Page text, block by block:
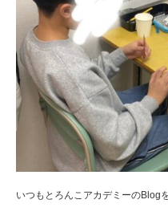
いつもとろんこアカデミーのBlog